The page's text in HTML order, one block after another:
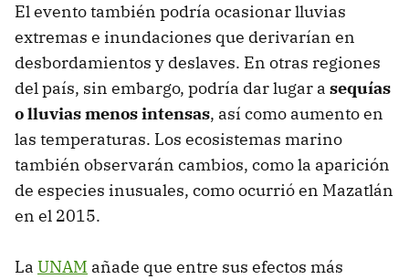
El evento también podría ocasionar lluvias
extremas e inundaciones que derivarían en
desbordamientos y deslaves. En otras regiones
del país, sin embargo, podría dar lugar a sequías
o lluvias menos intensas, así como aumento en
las temperaturas. Los ecosistemas marino
también observarán cambios, como la aparición
de especies inusuales, como ocurrió en Mazatlán
en el 2015.
La UNAM añade que entre sus efectos más